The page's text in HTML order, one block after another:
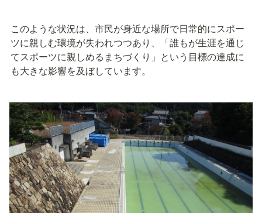
このような状況は、市民が身近な場所で日常的にスポー
ツに親しむ環境が失われつつあり、「誰もが生涯を通じ
てスポーツに親しめるまちづくり」という目標の達成に
も大きな影響を及ぼしています。